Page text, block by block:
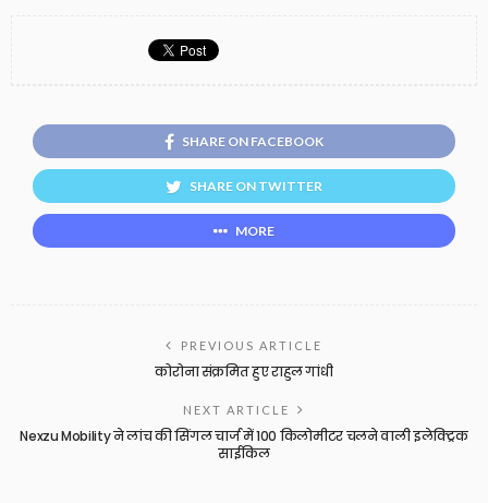
SHARE ON FACEBOOK
SHARE ON TWITTER
MORE
PREVIOUS ARTICLE
कोरोना संक्रमित हुए राहुल गांधी
NEXT ARTICLE
Nexzu Mobility ने लांच की सिंगल चार्ज में 100 किलोमीटर चलने वाली इलेक्ट्रिक
साईकिल